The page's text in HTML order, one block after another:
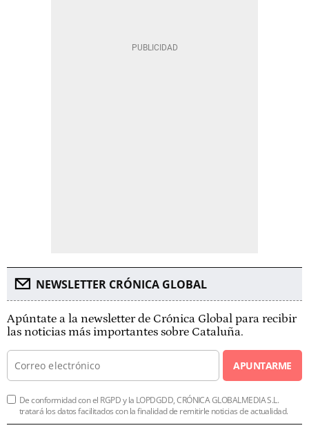
NEWSLETTER CRÓNICA GLOBAL
Apúntate a la newsletter de Crónica Global para recibir
las noticias más importantes sobre Cataluña.
APUNTARME
De conformidad con el RGPD y la LOPDGDD, CRÓNICA GLOBALMEDIA S.L.
tratará los datos facilitados con la finalidad de remitirle noticias de actualidad.